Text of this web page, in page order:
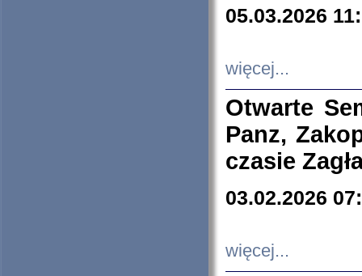
05.03.2026
więcej...
Otwarte
Panz,
czasie
03.02.2026
więcej...